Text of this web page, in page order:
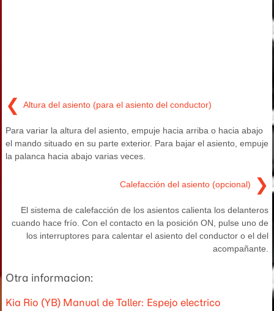
❮ Altura del asiento (para el asiento del conductor)
Para variar la altura del asiento, empuje hacia arriba o hacia abajo
el mando situado en su parte exterior. Para bajar el asiento, empuje
la palanca hacia abajo varias veces.
Calefacción del asiento (opcional) ❯
El sistema de calefacción de los asientos calienta los delanteros
cuando hace frío. Con el contacto en la posición ON, pulse uno de
los interruptores para calentar el asiento del conductor o el del
acompañante.
Otra informacion:
Kia Rio (YB) Manual de Taller: Espejo electrico